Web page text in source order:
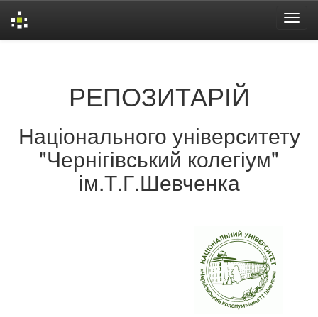
РЕПОЗИТАРІЙ
Національного університету
"Чернігівський колегіум"
ім.Т.Г.Шевченка